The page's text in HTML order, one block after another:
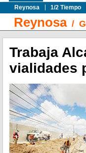
Reynosa
1/2 Tiempo
Reynosa/
Trabaja
vialidades